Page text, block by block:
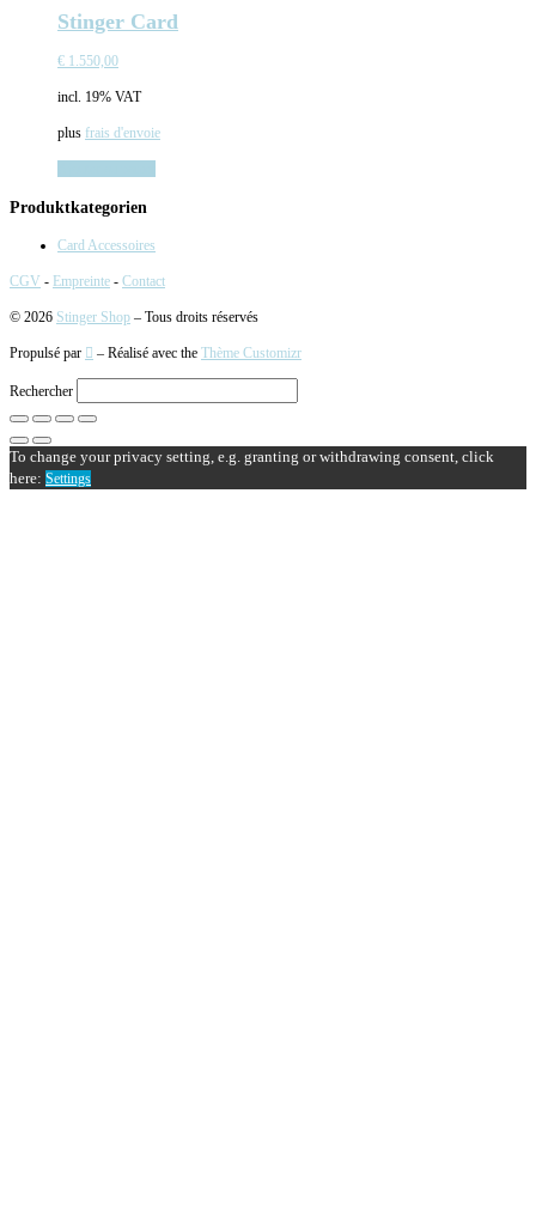
Stinger Card
€ 1.550,00
incl. 19% VAT
plus frais d'envoie
Produktkategorien
Card Accessoires
CGV - Empreinte - Contact
© 2026 Stinger Shop – Tous droits réservés
Propulsé par – Réalisé avec the Thème Customizr
Rechercher
To change your privacy setting, e.g. granting or withdrawing consent, click
here: Settings